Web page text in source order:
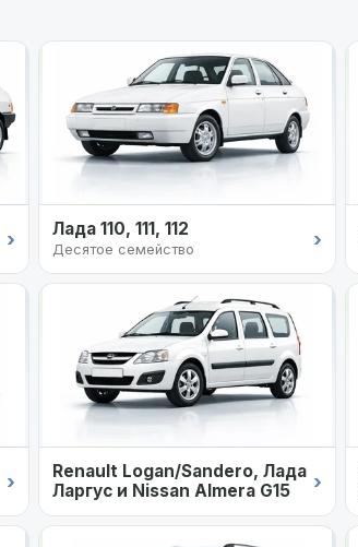
› Лада 110, 111, 112
Десятое семейство ›
›
Renault Logan/Sandero, Лада
Ларгус и Nissan Almera G15
›